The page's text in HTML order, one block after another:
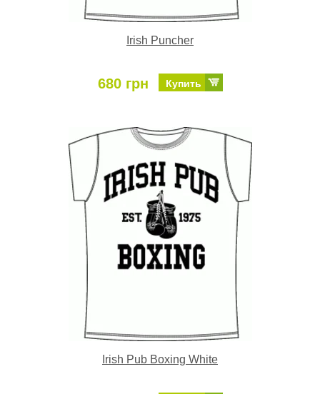
Irish Puncher
680 грн Купить
Irish Pub Boxing White